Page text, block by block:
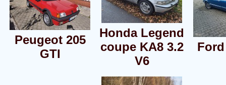
Peugeot 205
GTI
Honda Legend
coupe KA8 3.2
V6